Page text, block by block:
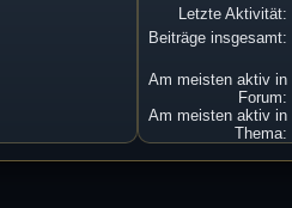
Letzte Aktivität:
Beiträge insgesamt:
Am meisten aktiv in
Forum:
Am meisten aktiv in
Thema: